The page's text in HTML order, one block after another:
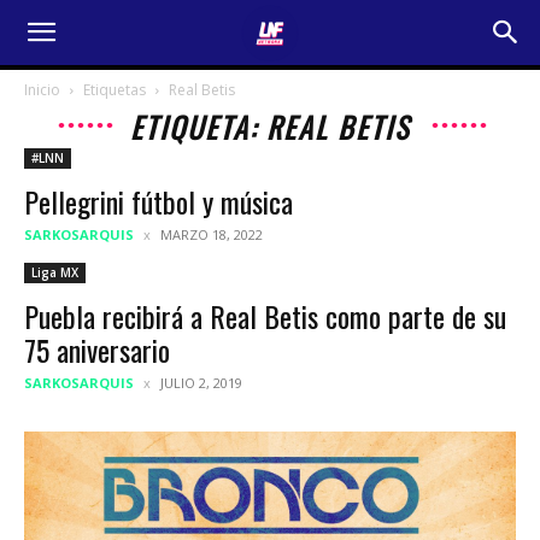
Inicio Etiquetas Real Betis
ETIQUETA: REAL BETIS
#LNN
Pellegrini fútbol y música
SARKOSARQUIS MARZO 18, 2022
Liga MX
Puebla recibirá a Real Betis como parte de su
75 aniversario
SARKOSARQUIS JULIO 2, 2019